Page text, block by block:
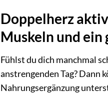
Doppelherz
Muskeln und ein
Fühlst du dich manchmal
anstrengenden Tag? Dann
Nahrungsergänzung